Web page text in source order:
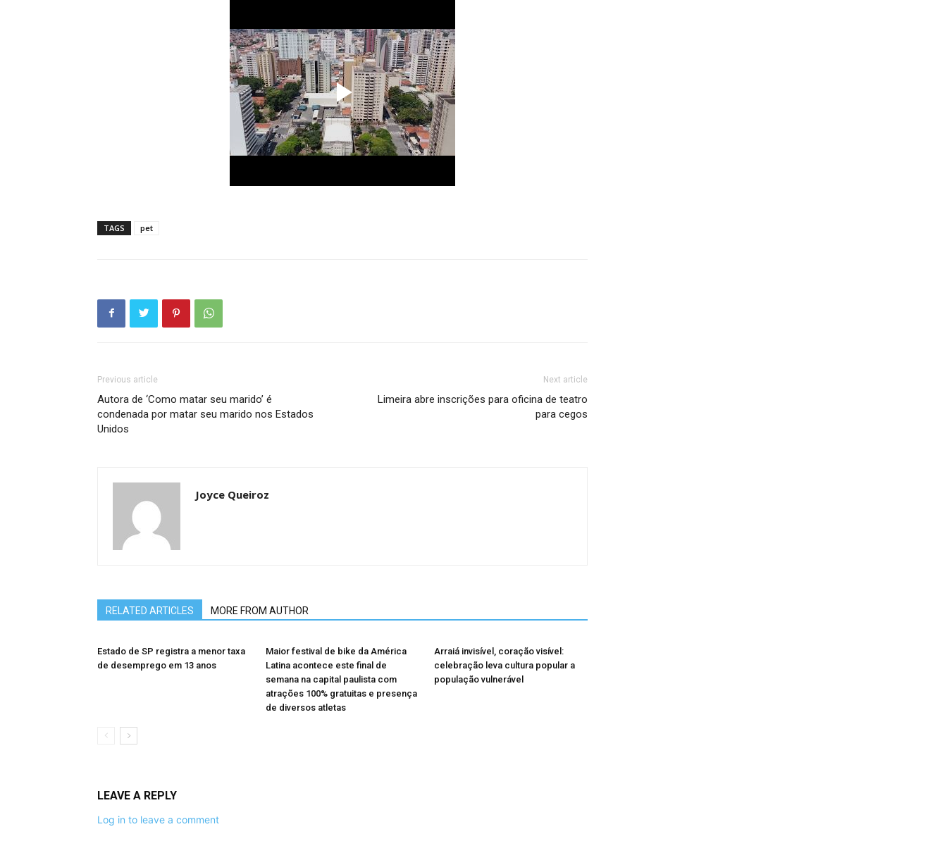
TAGS pet
Previous article
Autora de ‘Como matar seu marido’ é
condenada por matar seu marido nos Estados
Unidos
Next article
Limeira abre inscrições para oficina de teatro
para cegos
Joyce Queiroz
RELATED ARTICLES MORE FROM AUTHOR
Estado de SP registra a menor taxa
de desemprego em 13 anos
Maior festival de bike da América
Latina acontece este final de
semana na capital paulista com
atrações 100% gratuitas e presença
de diversos atletas
Arraiá invisível, coração visível:
celebração leva cultura popular a
população vulnerável
LEAVE A REPLY
Log in to leave a comment